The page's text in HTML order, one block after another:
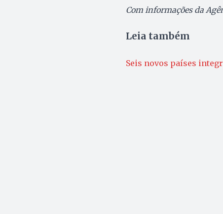
Com informações da
Leia também
Seis novos países